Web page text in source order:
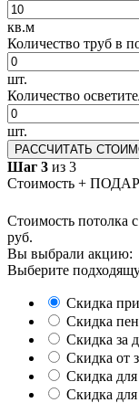
кв.м
Количество труб в
шт.
Количество
шт.
РАССЧИТАТЬ
Шаг 3 из 3
Стоимость +
Стоимость потолка
руб.
Вы выбрали акцию:
Выберите
Скидка при
Скидка
Скидка за
Скидка от
Скидка
Скидка